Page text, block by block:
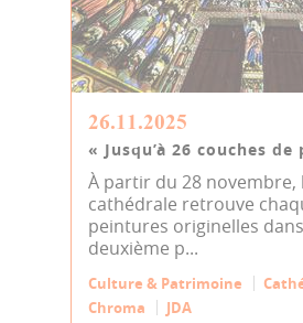
26.11.2025
« Jusqu’à 26 couches
À partir du 28 novembre,
cathédrale retrouve
peintures originelles
deuxième p...
Culture & Patrimoine
Chroma
JDA